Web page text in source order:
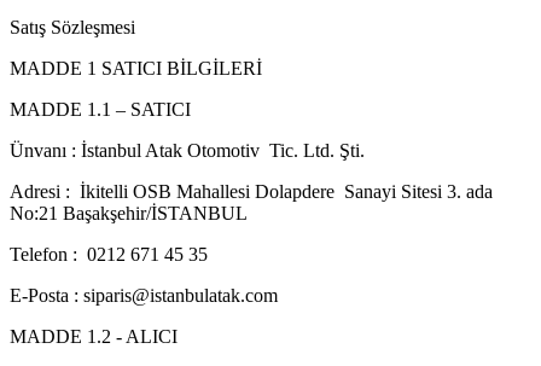
Satış Sözleşmesi
MADDE 1 SATICI BİLGİLERİ
MADDE 1.1 – SATICI
Ünvanı : İstanbul Atak Otomotiv Tic. Ltd. Şti.
Adresi : İkitelli OSB Mahallesi Dolapdere Sanayi Sitesi 3. ada
No:21 Başakşehir/İSTANBUL
Telefon : 0212 671 45 35
E-Posta : siparis@istanbulatak.com
MADDE 1.2 - ALICI